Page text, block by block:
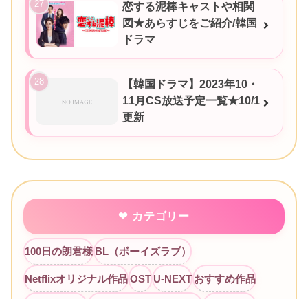
恋する泥棒キャストや相関
図★あらすじをご紹介/韓国
ドラマ
【韓国ドラマ】2023年10・
11月CS放送予定一覧★10/1
更新
カテゴリー
100日の朗君様 BL（ボーイズラブ）
Netflixオリジナル作品 OST U-NEXT おすすめ作品